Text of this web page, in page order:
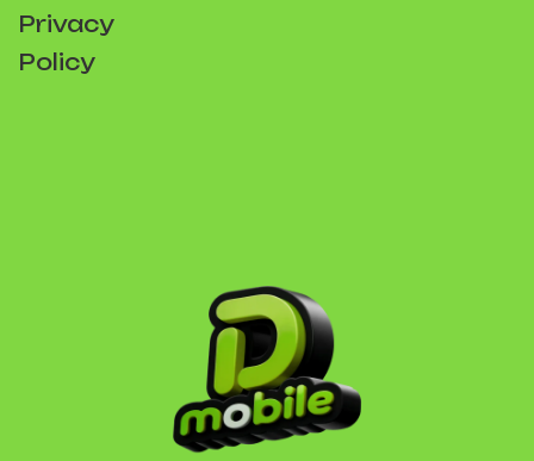
Privacy
Policy